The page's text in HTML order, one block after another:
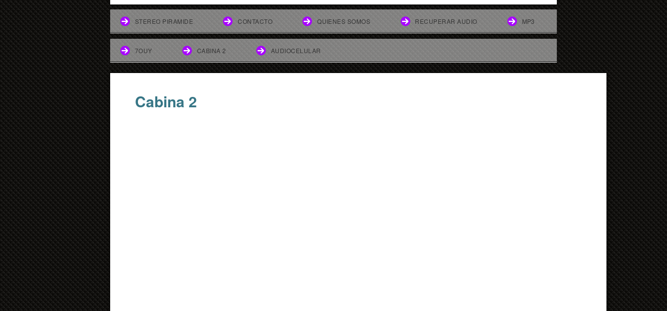
STEREO PIRAMIDE CONTACTO QUIENES SOMOS RECUPERAR AUDIO MP3
7OUY CABINA 2 AUDIOCELULAR
Cabina 2